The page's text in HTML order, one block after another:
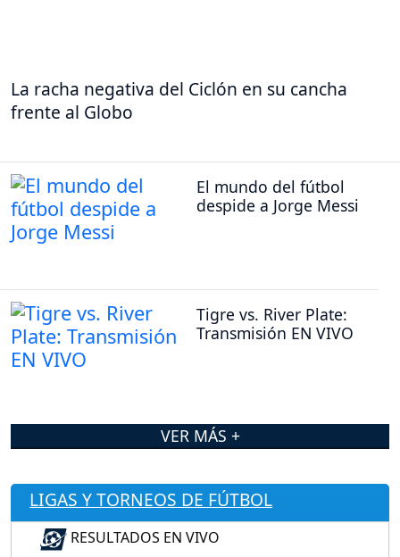
La racha negativa del Ciclón en su cancha
frente al Globo
El mundo del fútbol
despide a Jorge Messi
Tigre vs. River Plate:
Transmisión EN VIVO
VER MÁS +
LIGAS Y TORNEOS DE FÚTBOL
RESULTADOS EN VIVO